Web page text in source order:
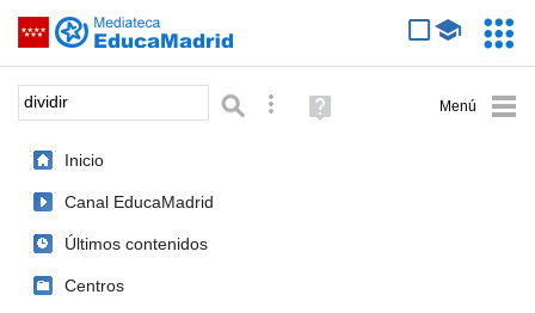
Saltar navegación
Palabra o frase: Búsqueda avanzada
Ayuda
(en
Inicio
Canal EducaMadrid
Últimos contenidos
Centros